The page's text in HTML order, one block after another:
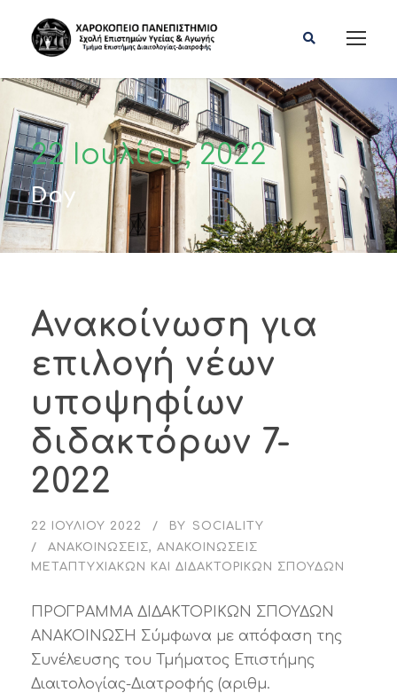
22 Ιουλίου, 2022
Day
Ανακοίνωση για
επιλογή νέων
υποψηφίων
διδακτόρων 7-
2022
22 ΙΟΥΛΊΟΥ 2022 BY
SOCIALITY
ΑΝΑΚΟΙΝΏΣΕΙΣ, ΑΝΑΚΟΙΝΏΣΕΙΣ
ΜΕΤΑΠΤΥΧΙΑΚΏΝ ΚΑΙ ΔΙΔΑΚΤΟΡΙΚΏΝ ΣΠΟΥΔΏΝ
ΠΡΟΓΡΑΜΜΑ ΔΙΔΑΚΤΟΡΙΚΩΝ ΣΠΟΥΔΩΝ
ΑΝΑΚΟΙΝΩΣΗ Σύμφωνα με απόφαση της
Συνέλευσης του Τμήματος Επιστήμης
Διαιτολογίας-Διατροφής (αριθμ.